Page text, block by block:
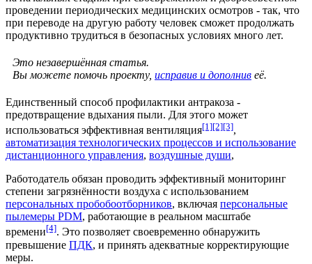
проведении периодических медицинских осмотров - так, что
при переводе на другую работу человек сможет продолжать
продуктивно трудиться в безопасных условиях много лет.
Это незавершённая статья.
Вы можете помочь проекту, исправив и дополнив её.
Единственный способ профилактики антракоза -
предотвращение вдыхания пыли. Для этого может
использоваться эффективная вентиляция[1][2][3],
автоматизация технологических процессов и использование
дистанционного управления, воздушные души,
Работодатель обязан проводить эффективный мониторинг
степени загрязнённости воздуха с использованием
персональных пробобоотборников, включая персональные
пылемеры PDM, работающие в реальном масштабе
времени[4]. Это позволяет своевременно обнаружить
превышение ПДК, и принять адекватные корректирующие
меры.